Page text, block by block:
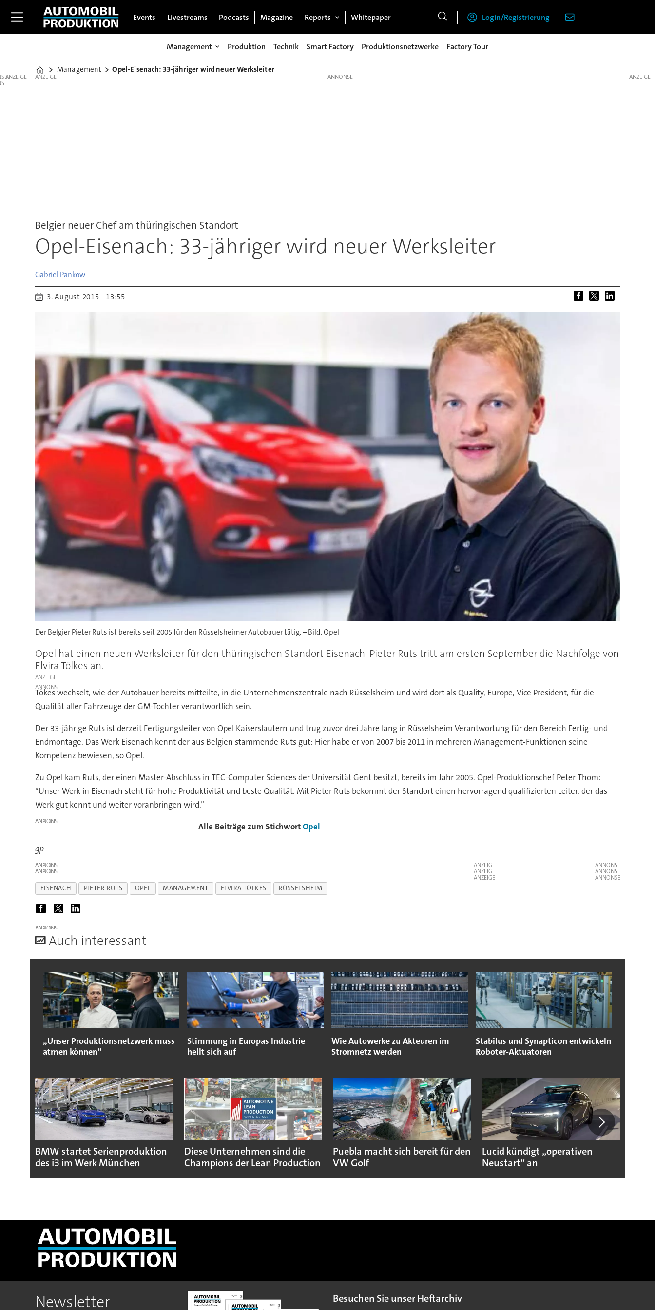
Events Livestreams Podcasts Magazine Reports Whitepaper Login/Registrierung
Management Produktion Technik Smart Factory Produktionsnetzwerke Factory Tour
Home
Management Opel-Eisenach: 33-jähriger wird neuer Werksleiter
ANZEIGE ANZEIGE
Belgier neuer Chef am thüringischen Standort
Opel-Eisenach: 33-jähriger wird neuer Werksleiter
Gabriel Pankow
3. August 2015 - 13:55
Der Belgier Pieter Ruts ist bereits seit 2005 für den Rüsselsheimer Autobauer tätig. – Bild. Opel
Opel hat einen neuen Werksleiter für den thüringischen Standort Eisenach. Pieter Ruts tritt am ersten September die Nachfolge von
Elvira Tölkes an.
ANZEIGE
Tökes wechselt, wie der Autobauer bereits mitteilte, in die Unternehmenszentrale nach Rüsselsheim und wird dort als Quality, Europe, Vice President, für die
Qualität aller Fahrzeuge der GM-Tochter verantwortlich sein.
Der 33-jährige Ruts ist derzeit Fertigungsleiter von Opel Kaiserslautern und trug zuvor drei Jahre lang in Rüsselsheim Verantwortung für den Bereich Fertig- und
Endmontage. Das Werk Eisenach kennt der aus Belgien stammende Ruts gut: Hier habe er von 2007 bis 2011 in mehreren Management-Funktionen seine
Kompetenz bewiesen, so Opel.
Zu Opel kam Ruts, der einen Master-Abschluss in TEC-Computer Sciences der Universität Gent besitzt, bereits im Jahr 2005. Opel-Produktionschef Peter Thom:
“Unser Werk in Eisenach steht für hohe Produktivität und beste Qualität. Mit Pieter Ruts bekommt der Standort einen hervorragend qualifizierten Leiter, der das
Werk gut kennt und weiter voranbringen wird.”
ANZEIGE Alle Beiträge zum StichwortOpel
gp
ANZEIGE
ANZEIGE
ANZEIGE
ANZEIGE
ANZEIGE
EISENACH PIETER RUTS OPEL MANAGEMENT ELVIRA TÖLKES RÜSSELSHEIM
ANZEIGE
Auch interessant
„Unser Produktionsnetzwerk muss
atmen können“
Stimmung in Europas Industrie
hellt sich auf
Wie Autowerke zu Akteuren im
Stromnetz werden
Stabilus und Synapticon entwickeln
Roboter-Aktuatoren
BMW startet Serienproduktion
des i3 im Werk München
Diese Unternehmen sind die
Champions der Lean Production
Puebla macht sich bereit für den
VW Golf
Lucid kündigt „operativen
Neustart“ an
ANZEIGE
Newsletter Besuchen Sie unser Heftarchiv